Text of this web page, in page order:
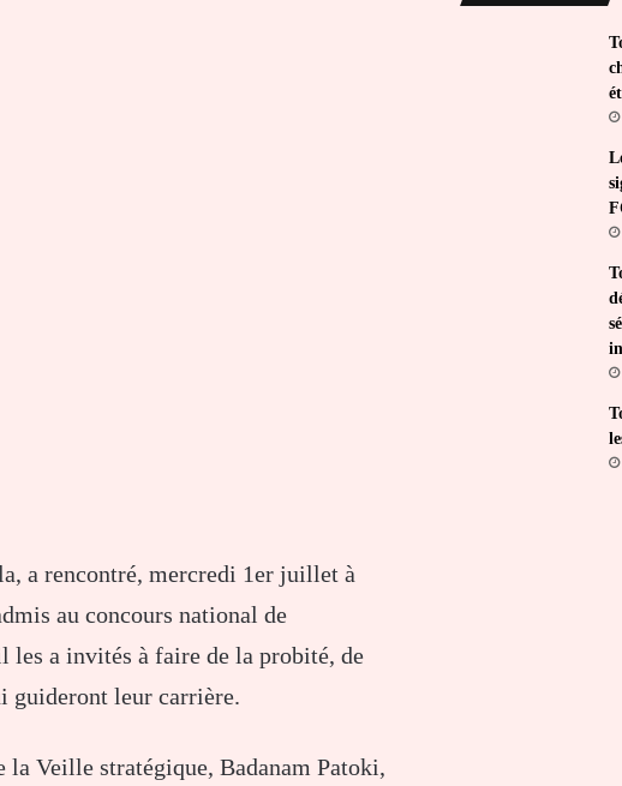
a rencontré, mercredi 1er juillet à
au concours national de
les a invités à faire de la probité, de
guideront leur carrière.
la Veille stratégique, Badanam Patoki,